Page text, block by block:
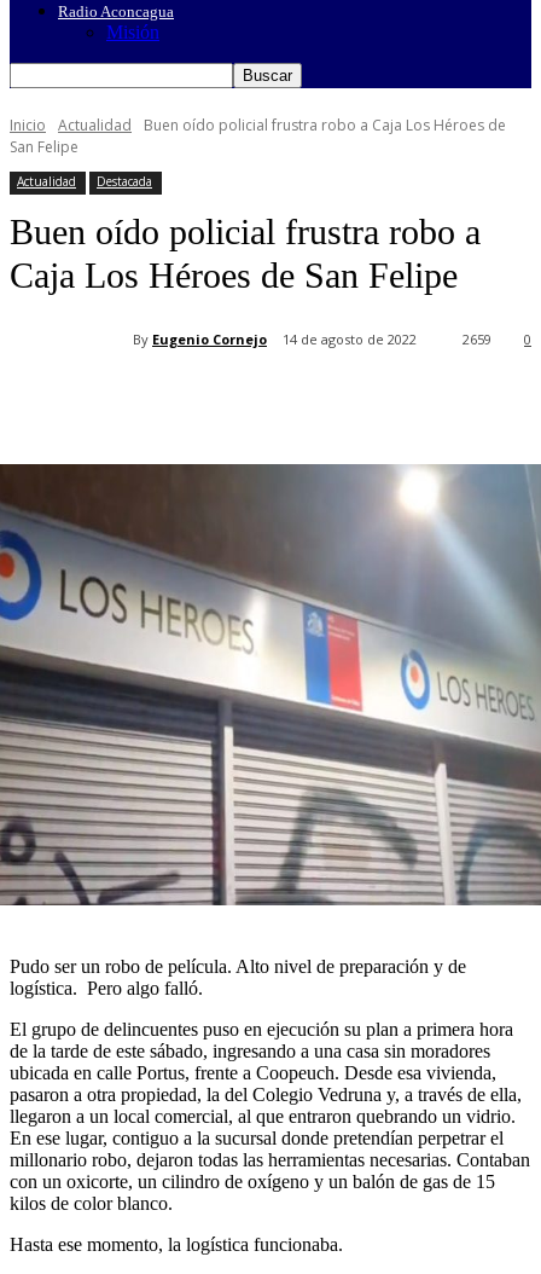
Radio Aconcagua
Misión
Inicio Actualidad
Buen oído policial frustra robo a Caja Los Héroes de
San Felipe
Actualidad Destacada
Buen oído policial frustra robo a
Caja Los Héroes de San Felipe
By Eugenio Cornejo 14 de agosto de 2022 0
2659
Pudo ser un robo de película. Alto nivel de preparación y de
logística. Pero algo falló.
El grupo de delincuentes puso en ejecución su plan a primera hora
de la tarde de este sábado, ingresando a una casa sin moradores
ubicada en calle Portus, frente a Coopeuch. Desde esa vivienda,
pasaron a otra propiedad, la del Colegio Vedruna y, a través de ella,
llegaron a un local comercial, al que entraron quebrando un vidrio.
En ese lugar, contiguo a la sucursal donde pretendían perpetrar el
millonario robo, dejaron todas las herramientas necesarias. Contaban
con un oxicorte, un cilindro de oxígeno y un balón de gas de 15
kilos de color blanco.
Hasta ese momento, la logística funcionaba.